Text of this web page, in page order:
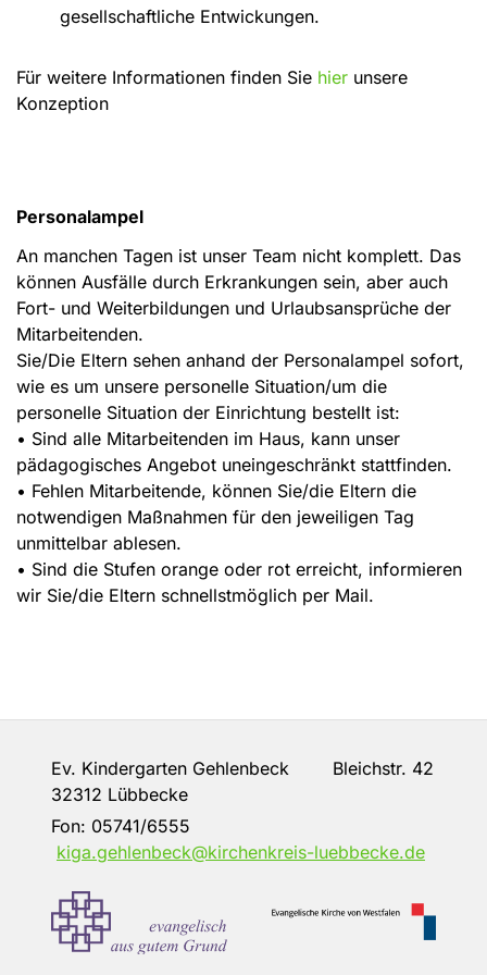
gesellschaftliche Entwickungen.
Für weitere Informationen finden Sie hier unsere
Konzeption
Personalampel
An manchen Tagen ist unser Team nicht komplett. Das
können Ausfälle durch Erkrankungen sein, aber auch
Fort- und Weiterbildungen und Urlaubsansprüche der
Mitarbeitenden.
Sie/Die Eltern sehen anhand der Personalampel sofort,
wie es um unsere personelle Situation/um die
personelle Situation der Einrichtung bestellt ist:
• Sind alle Mitarbeitenden im Haus, kann unser
pädagogisches Angebot uneingeschränkt stattfinden.
• Fehlen Mitarbeitende, können Sie/die Eltern die
notwendigen Maßnahmen für den jeweiligen Tag
unmittelbar ablesen.
• Sind die Stufen orange oder rot erreicht, informieren
wir Sie/die Eltern schnellstmöglich per Mail.
Ev. Kindergarten Gehlenbeck Bleichstr. 42
32312 Lübbecke
Fon: 05741/6555
kiga.gehlenbeck@kirchenkreis-luebbecke.de